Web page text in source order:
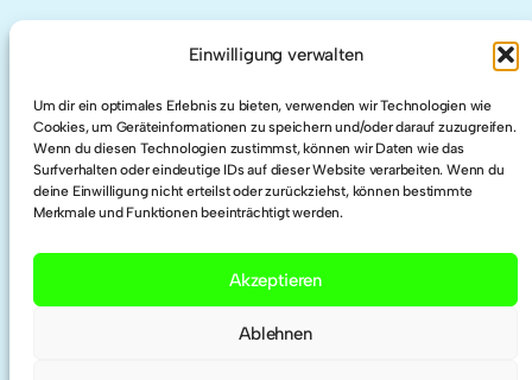
Einwilligung verwalten
Um dir ein optimales Erlebnis zu bieten, verwenden wir Technologien wie
Cookies, um Geräteinformationen zu speichern und/oder darauf zuzugreifen.
Wenn du diesen Technologien zustimmst, können wir Daten wie das
Surfverhalten oder eindeutige IDs auf dieser Website verarbeiten. Wenn du
deine Einwilligung nicht erteilst oder zurückziehst, können bestimmte
Merkmale und Funktionen beeinträchtigt werden.
Akzeptieren
Ablehnen
AUCH HIER
LinkedIn
Twitter
ORCID